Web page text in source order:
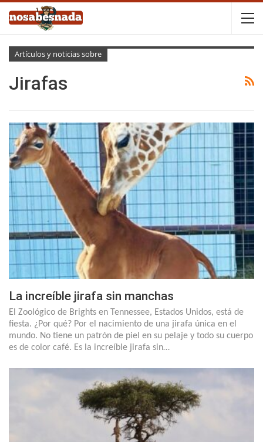
Artículos y noticias sobre
Jirafas
La increíble jirafa sin manchas
El Zoológico de Brights en Tennessee, Estados Unidos, está de
fiesta. ¿Por qué? Por el nacimiento de una jirafa única en el
mundo. No tiene un patrón de piel en su pelaje y todo su cuerpo
es de color café. Es la increíble jirafa sin…